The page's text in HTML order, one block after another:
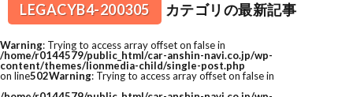
LEGACYB4-200305 カテゴリの最新記事
Warning: Trying to access array offset on false in
/home/r0144579/public_html/car-anshin-navi.co.jp/wp-
content/themes/lionmedia-child/single-post.php
on line502Warning: Trying to access array offset on false in